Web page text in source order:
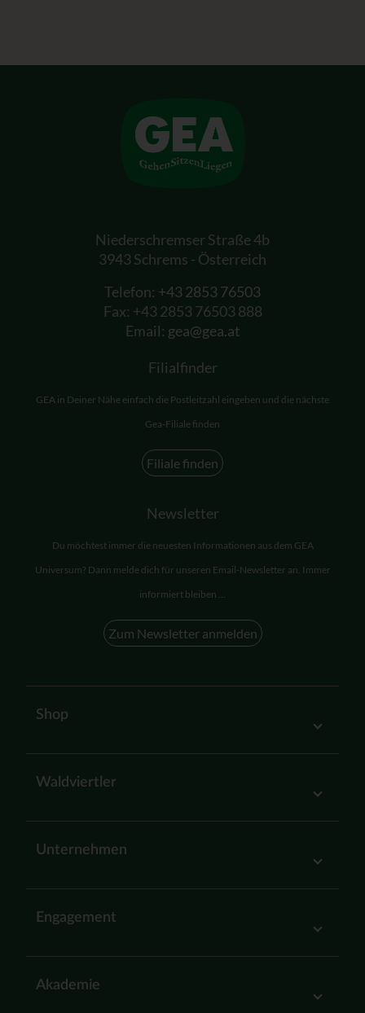
Niederschremser Straße 4b
3943 Schrems - Österreich
Telefon: +43 2853 76503
Fax: +43 2853 76503 888
Email: gea@gea.at
Filialfinder
GEA in Deiner Nähe einfach die Postleitzahl eingeben und die nächste
Gea-Filiale finden
Filiale finden
Newsletter
Du möchtest immer die neuesten Informationen aus dem GEA
Universum? Dann melde dich für unseren Email-Newsletter an. Immer
informiert bleiben ...
Zum Newsletter anmelden
Shop
Waldviertler
Unternehmen
Engagement
Akademie